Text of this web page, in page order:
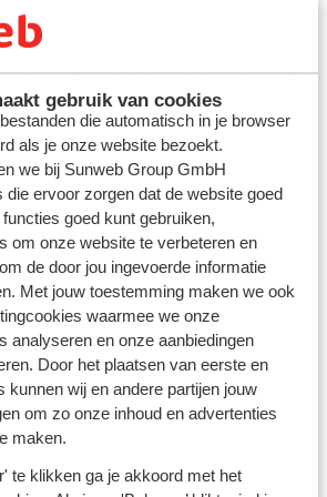
gebruik van cookies
die automatisch in je browser
als je onze website bezoekt.
we bij Sunweb Group GmbH
die ervoor zorgen dat de website goed
goed kunt gebruiken,
om onze website te verbeteren en
de door jou ingevoerde informatie
Met jouw toestemming maken we ook
waarmee we onze
analyseren en onze aanbiedingen
Door het plaatsen van eerste en
kunnen wij en andere partijen jouw
om zo onze inhoud en advertenties
maken.
te klikken ga je akkoord met het
mee dat een koffer nooit meer dan
op de luchthaven wordt een
gehanteerd. Het is ook mogelijk
wordt geweigerd.
om 2,5 uur voor vertrek op de
te zijn (in de vakantieperiodes
Dit zodat je voldoende tijd
door de security te gaan en
Wanneer je jouw vlucht hebt
recht op restitutie. Sunweb is
ik een stoel?
boeken van jouw vakantie stoelen